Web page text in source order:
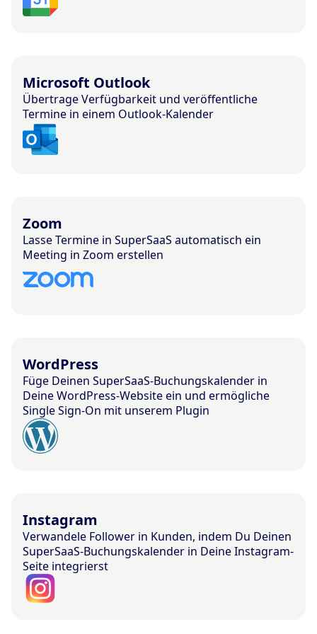
Microsoft Outlook
Übertrage Verfügbarkeit und veröffentliche
Termine in einem Outlook-Kalender
Zoom
Lasse Termine in SuperSaaS automatisch ein
Meeting in Zoom erstellen
WordPress
Füge Deinen SuperSaaS-Buchungskalender in
Deine WordPress-Website ein und ermögliche
Single Sign-On mit unserem Plugin
Instagram
Verwandele Follower in Kunden, indem Du Deinen
SuperSaaS-Buchungskalender in Deine Instagram-
Seite integrierst